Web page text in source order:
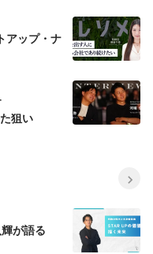
アップ・ナ
狙い
が語る